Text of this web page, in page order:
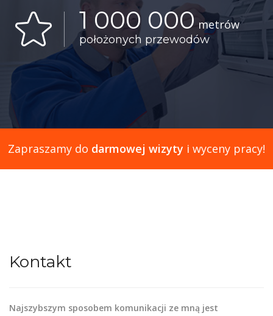
1 000 000 metrów
położonych przewodów
Zapraszamy do darmowej wizyty i wyceny pracy!
Kontakt
Najszybszym sposobem komunikacji ze mną jest